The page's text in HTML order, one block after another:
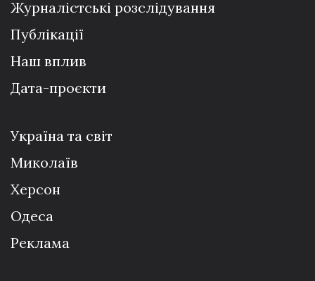
Журналістські розслідування
Публікації
Наш вплив
Дата-проєкти
Україна та світ
Миколаїв
Херсон
Одеса
Реклама